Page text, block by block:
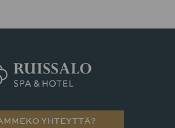
YHTEYTTÄ?